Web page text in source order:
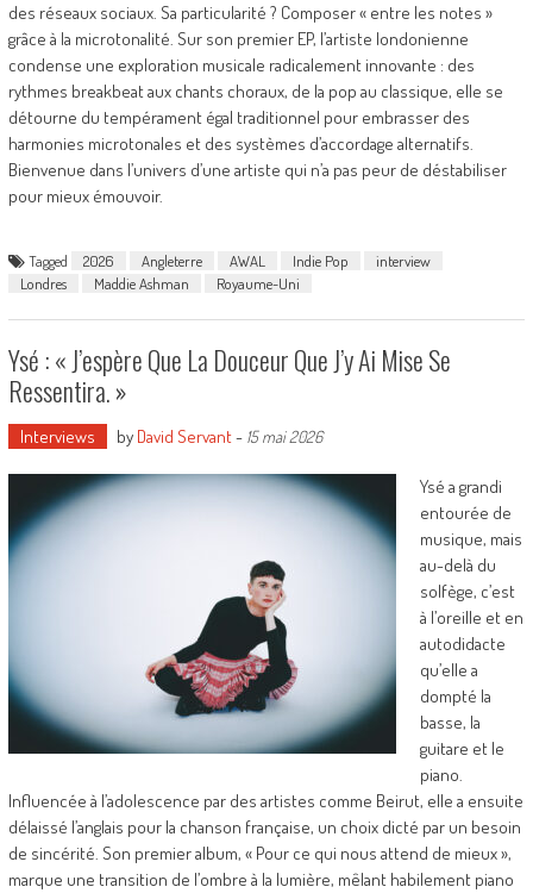
des réseaux sociaux. Sa particularité ? Composer « entre les notes »
grâce à la microtonalité. Sur son premier EP, l’artiste londonienne
condense une exploration musicale radicalement innovante : des
rythmes breakbeat aux chants choraux, de la pop au classique, elle se
détourne du tempérament égal traditionnel pour embrasser des
harmonies microtonales et des systèmes d’accordage alternatifs.
Bienvenue dans l’univers d’une artiste qui n’a pas peur de déstabiliser
pour mieux émouvoir.
Tagged 2026 Angleterre AWAL Indie Pop
interview
Londres
Maddie Ashman Royaume-Uni
Ysé : « J’espère Que La Douceur Que J’y Ai Mise Se
Ressentira. »
Interviews by David Servant- 15 mai 2026
Ysé a grandi
entourée de
musique, mais
au-delà du
solfège, c’est
à l’oreille et en
autodidacte
qu’elle a
dompté la
basse, la
guitare et le
piano.
Influencée à l’adolescence par des artistes comme Beirut, elle a ensuite
délaissé l’anglais pour la chanson française, un choix dicté par un besoin
de sincérité. Son premier album, « Pour ce qui nous attend de mieux »,
marque une transition de l’ombre à la lumière, mêlant habilement piano